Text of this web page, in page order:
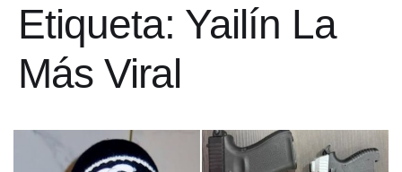
Etiqueta: Yailín La
Más Viral